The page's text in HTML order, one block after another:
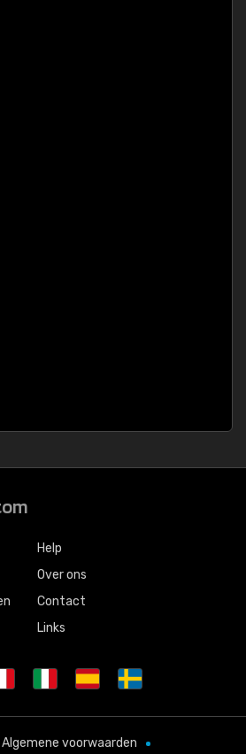
Help
Over ons
Contact
Links
Algemene voorwaarden